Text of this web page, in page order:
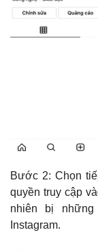
Bước 2: Chọn
quyền truy cập
nhiên bị
Instagram.